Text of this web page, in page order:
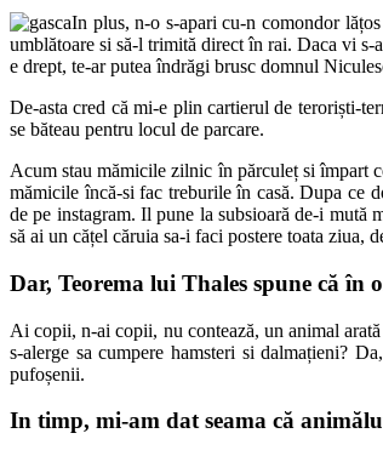
In plus, n-o s-apari cu-n comondor
umblătoare si să-l trimită direct în rai. Daca vi
e drept, te-ar putea îndrăgi brusc domnul
De-asta cred că mi-e plin cartierul de teroriști-
se băteau pentru locul de parcare.
Acum stau mămicile zilnic în părculeț si împart
mămicile încă-si fac treburile în casă. Dupa ce
de pe instagram. Il pune la subsioară de-i mută
să ai un cățel căruia sa-i faci postere toata ziua,
Dar, Teorema lui Thales spune că
Ai copii, n-ai copii, nu contează, un animal
s-alerge sa cumpere hamsteri si dalmațieni?
pufoșenii.
In timp, mi-am dat seama că